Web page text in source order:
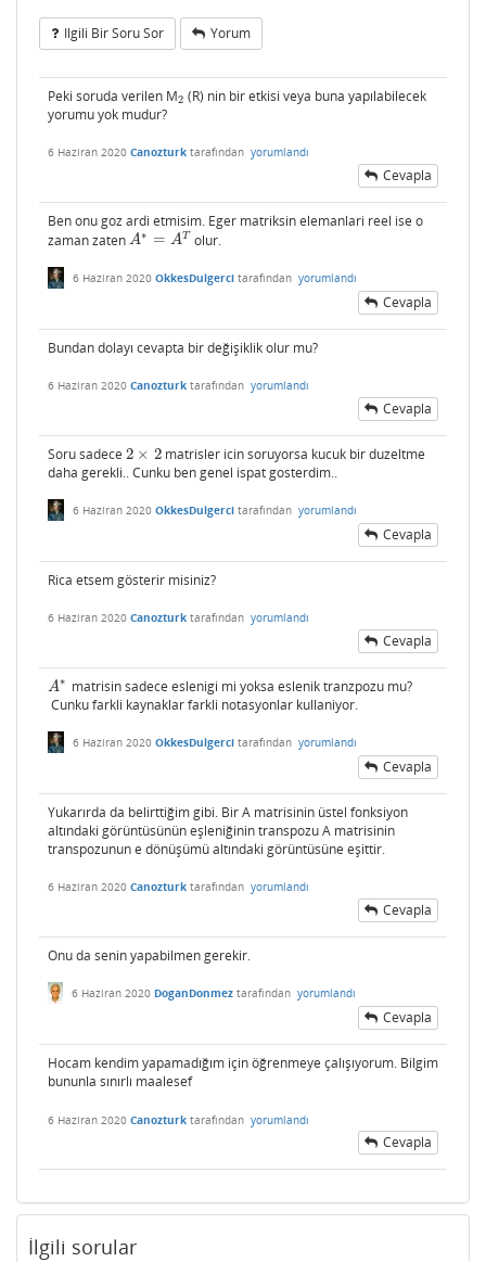
Ilgili Bir Soru Sor Yorum
Peki soruda verilen M2
2 (R) nin bir etkisi veya buna yapılabilecek
yorumu yok mudur?
6 Haziran 2020 Canozturk tarafından yorumlandı
Cevapla
Ben onu goz ardi etmisim. Eger matriksin elemanlari reel ise o
zaman zaten A∗ = AT
A∗ =A T olur.
6 Haziran 2020 OkkesDulgerci tarafından yorumlandı
Cevapla
Bundan dolayı cevapta bir değişiklik olur mu?
6 Haziran 2020 Canozturk tarafından yorumlandı
Cevapla
Soru sadece 2 × 2
2 ×2
matrisler icin soruyorsa kucuk bir duzeltme
daha gerekli.. Cunku ben genel ispat gosterdim..
6 Haziran 2020 OkkesDulgerci tarafından yorumlandı
Cevapla
Rica etsem gösterir misiniz?
6 Haziran 2020 Canozturk tarafından yorumlandı
Cevapla
A∗
A∗ matrisin sadece eslenigi mi yoksa eslenik tranzpozu mu?
Cunku farkli kaynaklar farkli notasyonlar kullaniyor.
6 Haziran 2020 OkkesDulgerci tarafından yorumlandı
Cevapla
Yukarırda da belirttiğim gibi. Bir A matrisinin üstel fonksiyon
altındaki görüntüsünün eşleniğinin transpozu A matrisinin
transpozunun e dönüşümü altındaki görüntüsüne eşittir.
6 Haziran 2020 Canozturk tarafından yorumlandı
Cevapla
Onu da senin yapabilmen gerekir.
6 Haziran 2020 DoganDonmez tarafından yorumlandı
Cevapla
Hocam kendim yapamadığım için öğrenmeye çalışıyorum. Bilgim
bununla sınırlı maalesef
6 Haziran 2020 Canozturk tarafından yorumlandı
Cevapla
İlgili sorular